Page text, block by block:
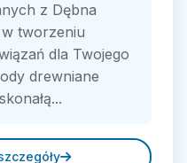
z Dębna
tworzeniu
dla Twojego
drewniane